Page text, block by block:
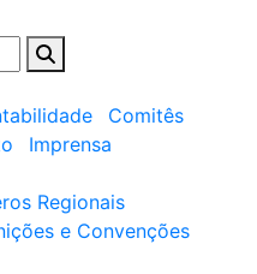
Comitês
Imprensa
Regionais
e Convenções